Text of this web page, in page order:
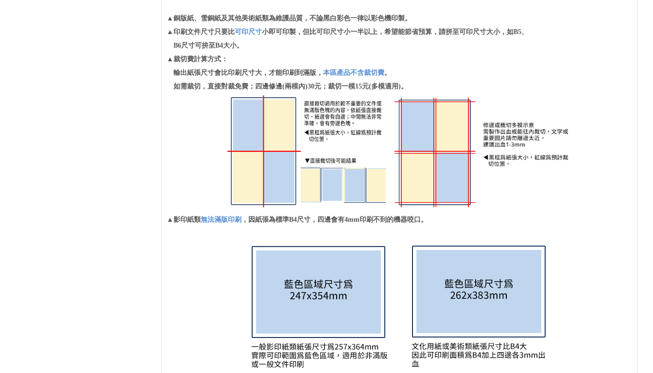
▲銅版紙、雪銅紙及其他美術紙類為維護品質，不論黑白彩色一律以彩色機印製。
▲印刷文件尺寸只要比可印尺寸小即可印製，但比可印尺寸小一半以上，希望能節省預算，請拼至可印尺寸大小，如B5、
B6尺寸可拚至B4大小。
▲裁切費計算方式：
輸出紙張尺寸會比印刷尺寸大，才能印刷到滿版， 本區產品不含裁切費。
如需裁切，直接對裁免費；四邊修邊(兩模內)30元；裁切一模15元(多模適用)。
▲影印紙類無法滿版印刷 ，因紙張為標準B4尺寸，四邊會有4mm印刷不到的機器咬口。